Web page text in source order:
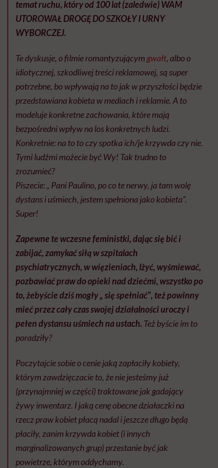
temat ruchu, który od 100 lat (zaledwie) WAM
UTOROWAŁ DROGĘ DO SZKOŁY I URNY
WYBORCZEJ.
Te dyskusje, o filmie romantyzującym gwałt, albo o
idiotycznej, szkodliwej treści reklamowej, są super
potrzebne, bo wpływają na to jak w przyszłości będzie
przedstawiana kobieta w mediach i reklamie. A to
modeluje konkretne zachowania, które mają
bezpośredni wpływ na los konkretnych ludzi.
Konkretnie: na to to czy spotka ich/je krzywda czy nie.
Tymi ludźmi możecie być Wy! Tak trudno to
zrozumieć?
Piszecie: „ Pani Paulino, po co te nerwy, ja tam wolę
dystans i uśmiech, jestem spełniona jako kobieta”.
Super!
Zapewne te wczesne feministki, dając się bić i
zabijać, zamykać siłą w szpitalach
psychiatrycznych, w więzieniach, lżyć, wyśmiewać,
pozbawiać praw do opieki nad dziećmi, wszystko po
to, żebyście dziś mogły „ się spełniać”, też powinny
mieć przez cały czas swojej działalności uroczy i
pełen dystansu uśmiech na ustach. Też byście im to
poradziły?
Poczytajcie sobie o cenie jaką zapłaciły kobiety,
którym zawdzięczacie to, że nie jesteśmy już
(przynajmniej w części) traktowane jak gadający
żywy inwentarz. I jaką cenę obecne działaczki na
rzecz praw kobiet płacą nadal i jeszcze długo będą
płaciły, zanim krzywda kobiet (i innych
marginalizowanych grup) przestanie być jak
powietrze, którym oddychamy.